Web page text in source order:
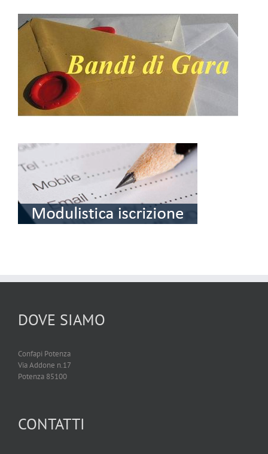
DOVE SIAMO
Confapi Potenza
Via Addone n.17
Potenza 85100
CONTATTI